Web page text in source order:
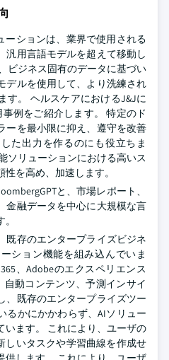
ーションは、業界で使用される
汎用言語モデルを超えて移動し
ビジネス固有のデータに基づい
デルを使用して、より洗練され
す。 ヘルスケアにおけるJ&Jに
例をご紹介します。 特定のド
ーを最小限に抑え、遵守を改善
た出力を作るのにも役立ちま
ソリューションにおける高いス
を高め、加速します。
と、市場レポート、
金融データを中心に大規模な言
既存のエンタープライズビジネ
ション機能を組み込んでいま
、Adobeのエクスペリエンス
自動コンテンツ、予測インサイ
、既存のエンタープライズツー
るかにかかわらず、AIソリュー
います。 これにより、ユーザの
しいタスクや学習曲線を作成せ